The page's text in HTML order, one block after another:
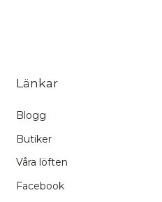
Länkar
Blogg
Butiker
Våra löften
Facebook